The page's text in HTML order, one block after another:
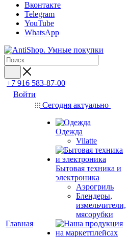
Вконтакте
Telegram
YouTube
WhatsApp
+7 916 583-87-00
Войти
Главная
Сегодня актуально
Одежда
Vilatte
Бытовая техника и
электроника
Аэрогриль
Блендеры,
измельчители,
мясорубки